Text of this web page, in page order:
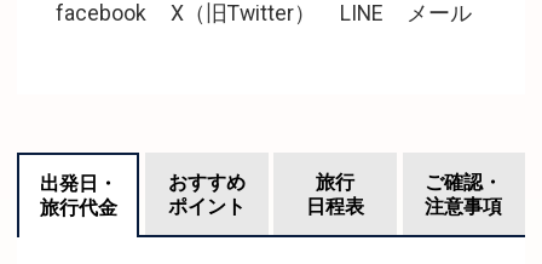
facebook X（旧Twitter） LINE メール
出発日・
旅行代金
おすすめ
ポイント
旅行
日程表
ご確認・
注意事項